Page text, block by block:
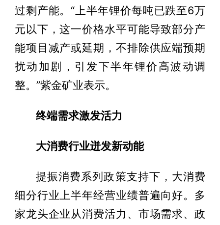
过剩产能。“上半年锂价每吨已跌至6万
元以下，这一价格水平可能导致部分产
能项目减产或延期，不排除供应端预期
扰动加剧，引发下半年锂价高波动调
整。”紫金矿业表示。
终端需求激发活力
大消费行业迸发新动能
提振消费系列政策支持下，大消费
细分行业上半年经营业绩普遍向好。多
家龙头企业从消费活力、市场需求、政